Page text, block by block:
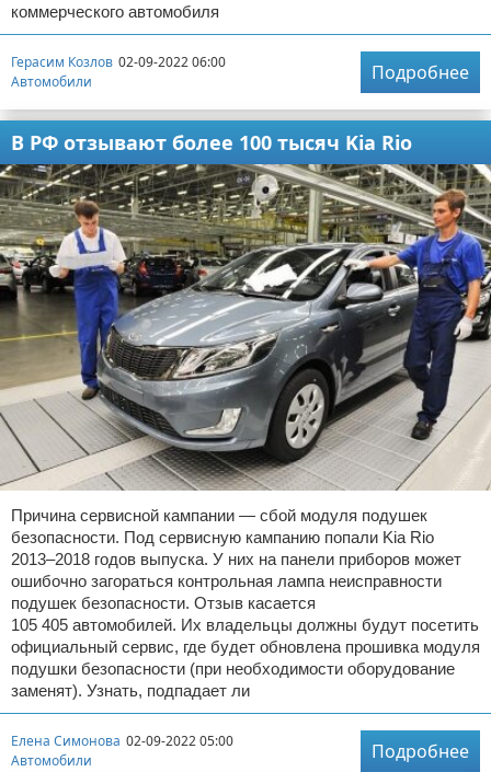
коммерческого автомобиля
Герасим Козлов 02-09-2022 06:00
Автомобили
Подробнее
В РФ отзывают более 100 тысяч Kia Rio
Причина сервисной кампании — сбой модуля подушек
безопасности. Под сервисную кампанию попали Kia Rio
2013–2018 годов выпуска. У них на панели приборов может
ошибочно загораться контрольная лампа неисправности
подушек безопасности. Отзыв касается
105 405 автомобилей. Их владельцы должны будут посетить
официальный сервис, где будет обновлена прошивка модуля
подушки безопасности (при необходимости оборудование
заменят). Узнать, подпадает ли
Елена Симонова 02-09-2022 05:00
Автомобили
Подробнее